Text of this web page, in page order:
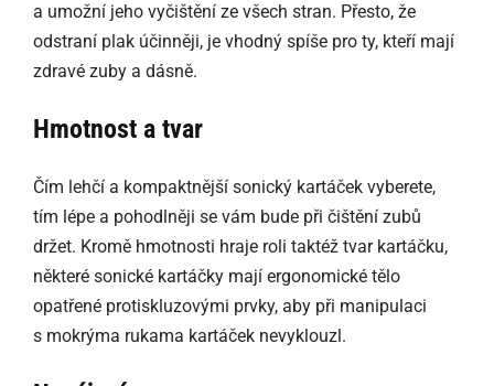
a umožní jeho vyčištění ze všech stran. Přesto, že
odstraní plak účinněji, je vhodný spíše pro ty, kteří mají
zdravé zuby a dásně.
Hmotnost a tvar
Čím lehčí a kompaktnější sonický kartáček vyberete,
tím lépe a pohodlněji se vám bude při čištění zubů
držet. Kromě hmotnosti hraje roli taktéž tvar kartáčku,
některé sonické kartáčky mají ergonomické tělo
opatřené protiskluzovými prvky, aby při manipulaci
s mokrýma rukama kartáček nevyklouzl.